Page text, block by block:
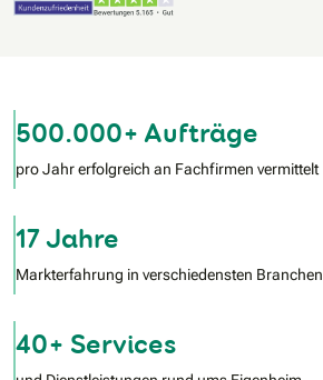
500.000+ Aufträge
pro Jahr erfolgreich an Fachfirmen vermittelt
17 Jahre
Markterfahrung in verschiedensten Branchen
40+ Services